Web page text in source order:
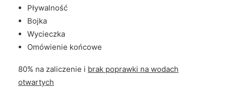
Pływalność
Bojka
Wycieczka
Omówienie końcowe
80% na zaliczenie i brak poprawki na wodach
otwartych